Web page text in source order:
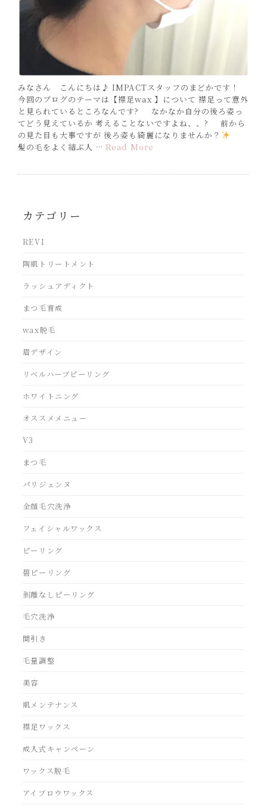
みなさん こんにちは♪ IMPACTスタッフのまどかです！
今回のブログのテーマは【襟足wax 】について 襟足って意外
と見られているところなんです? なかなか自分の後ろ姿っ
てどう見えているか 考えることないですよね、、? 前から
の見た目も大事ですが 後ろ姿も綺麗になりませんか？
髪の毛をよく結ぶ人 … Read More
カテゴリー
REVI
陶肌トリートメント
ラッシュアディクト
まつ毛育成
wax脱毛
眉デザイン
リベルハーブピーリング
ホワイトニング
オススメメニュー
V3
まつ毛
パリジェンヌ
全顔毛穴洗浄
フェイシャルワックス
ピーリング
碧ピーリング
剥離なしピーリング
毛穴洗浄
間引き
毛量調整
美容
肌メンテナンス
襟足ワックス
成人式キャンペーン
ワックス脱毛
アイブロウワックス